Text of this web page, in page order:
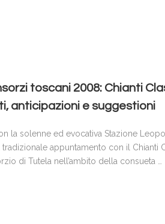
toscani 2008: Chianti
anticipazioni e suggestioni
la solenne ed evocativa Stazione
appuntamento con il Chianti
di Tutela nell’ambito della consueta …